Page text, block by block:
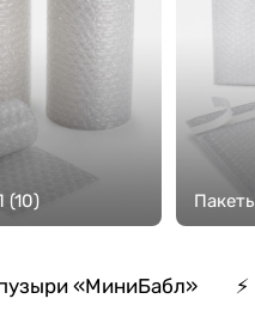
(10)
«МиниБабл»